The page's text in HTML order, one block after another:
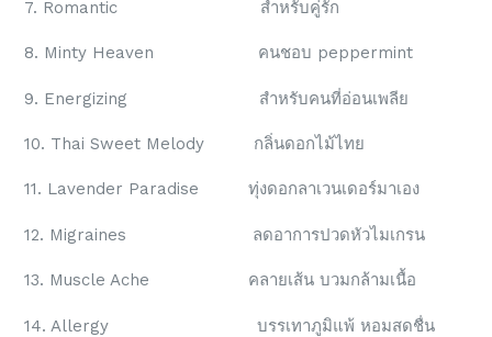
7. Romantic สำหรับคู่รัก
8. Minty Heaven คนชอบ peppermint
9. Energizing สำหรับคนที่อ่อนเพลีย
10. Thai Sweet Melody กลิ่นดอกไม้ไทย
11. Lavender Paradise ทุ่งดอกลาเวนเดอร์มาเอง
12. Migraines ลดอาการปวดหัวไมเกรน
13. Muscle Ache คลายเส้น บวมกล้ามเนื้อ
14. Allergy บรรเทาภูมิแพ้ หอมสดชื่น